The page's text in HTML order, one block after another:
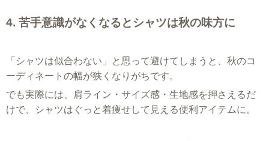
4. 苦手意識がなくなるとシャツは秋の味方に
「シャツは似合わない」と思って避けてしまうと、秋のコ
ーディネートの幅が狭くなりがちです。
でも実際には、肩ライン・サイズ感・生地感を押さえるだ
けで、シャツはぐっと着痩せして見える便利アイテムに。